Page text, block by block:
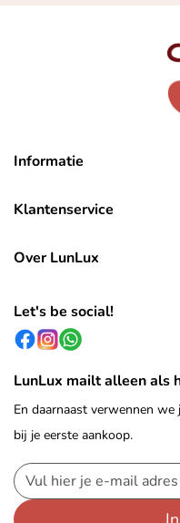
Informatie
Klantenservice
Over LunLux
Let's be social!
LunLux mailt alleen als
En daarnaast verwennen
bij je eerste aankoop.